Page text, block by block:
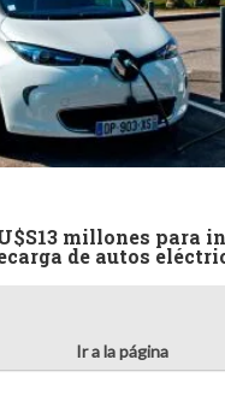
millones para
de autos
Ir a la página